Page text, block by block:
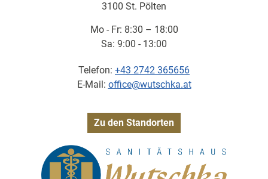
3100 St. Pölten
Mo - Fr: 8:30 – 18:00
Sa: 9:00 - 13:00
Telefon: +43 2742 365656
E-Mail: office@wutschka.at
Zu den Standorten